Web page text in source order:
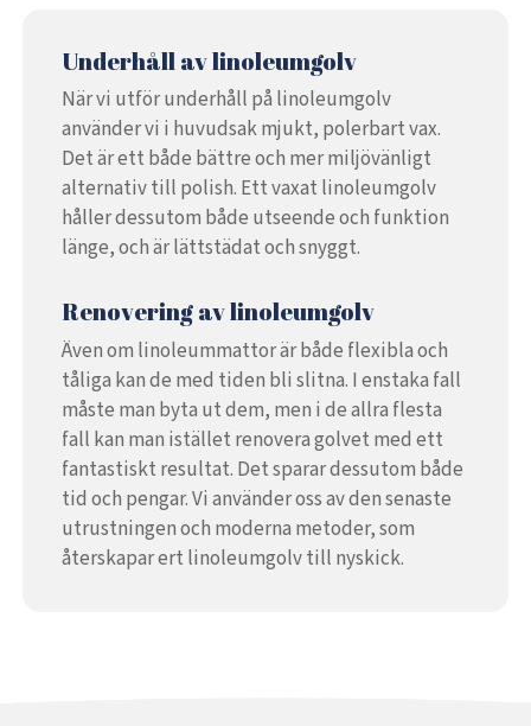
Underhåll av linoleumgolv
När vi utför underhåll på linoleumgolv
använder vi i huvudsak mjukt, polerbart vax.
Det är ett både bättre och mer miljövänligt
alternativ till polish. Ett vaxat linoleumgolv
håller dessutom både utseende och funktion
länge, och är lättstädat och snyggt.
Renovering av linoleumgolv
Även om linoleummattor är både flexibla och
tåliga kan de med tiden bli slitna. I enstaka fall
måste man byta ut dem, men i de allra flesta
fall kan man istället renovera golvet med ett
fantastiskt resultat. Det sparar dessutom både
tid och pengar. Vi använder oss av den senaste
utrustningen och moderna metoder, som
återskapar ert linoleumgolv till nyskick.